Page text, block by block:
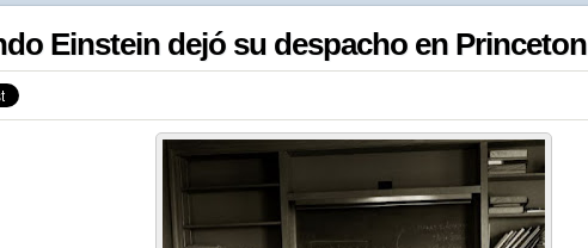
Einstein dejó su despacho en Princeton